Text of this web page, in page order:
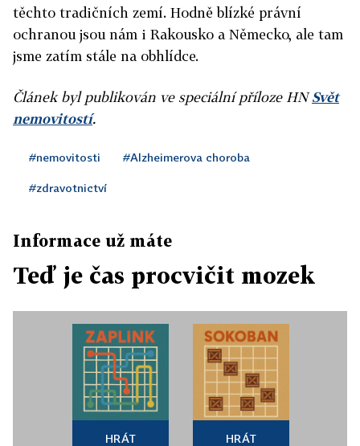
těchto tradičních zemí. Hodně blízké právní
ochranou jsou nám i Rakousko a Německo, ale tam
jsme zatím stále na obhlídce.
Článek byl publikován ve speciální příloze HNSvět
nemovitostí.
#nemovitosti #Alzheimerova choroba
#zdravotnictví
Informace už máte
Teď je čas procvičit mozek
HRÁT HRÁT